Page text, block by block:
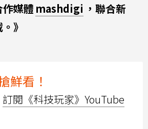
作媒體 mashdigi ，聯合新
》
鮮看！
訂閱《科技玩家》YouTube